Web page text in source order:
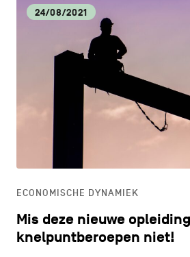
24/08/2021
ECONOMISCHE DYNAMIEK
Mis deze nieuwe
knelpuntberoepen niet!